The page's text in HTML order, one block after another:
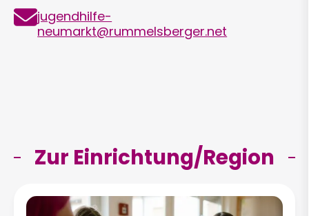
E-
Mail
jugendhilfe-
neumarkt@rummelsberger.net
Zur Einrichtung/Region